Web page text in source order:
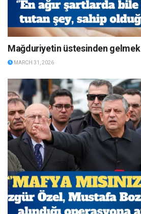
Mağduriyetin üstesinden gelmek
MARCH 31, 2026